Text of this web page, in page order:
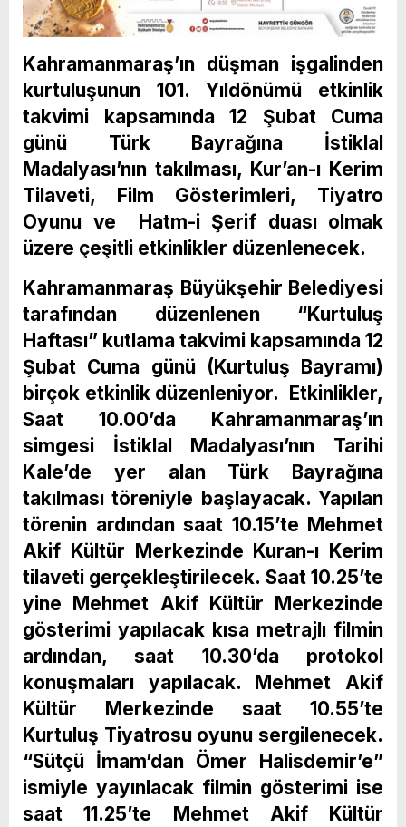
Kahramanmaraş’ın düşman işgalinden
kurtuluşunun 101. Yıldönümü etkinlik
takvimi kapsamında 12 Şubat Cuma
günü Türk Bayrağına İstiklal
Madalyası’nın takılması, Kur’an-ı Kerim
Tilaveti, Film Gösterimleri, Tiyatro
Oyunu ve Hatm-i Şerif duası olmak
üzere çeşitli etkinlikler düzenlenecek.
Kahramanmaraş Büyükşehir Belediyesi
tarafından düzenlenen “Kurtuluş
Haftası” kutlama takvimi kapsamında 12
Şubat Cuma günü (Kurtuluş Bayramı)
birçok etkinlik düzenleniyor. Etkinlikler,
Saat 10.00’da Kahramanmaraş’ın
simgesi İstiklal Madalyası’nın Tarihi
Kale’de yer alan Türk Bayrağına
takılması töreniyle başlayacak. Yapılan
törenin ardından saat 10.15’te Mehmet
Akif Kültür Merkezinde Kuran-ı Kerim
tilaveti gerçekleştirilecek. Saat 10.25’te
yine Mehmet Akif Kültür Merkezinde
gösterimi yapılacak kısa metrajlı filmin
ardından, saat 10.30’da protokol
konuşmaları yapılacak. Mehmet Akif
Kültür Merkezinde saat 10.55’te
Kurtuluş Tiyatrosu oyunu sergilenecek.
“Sütçü İmam’dan Ömer Halisdemir’e”
ismiyle yayınlacak filmin gösterimi ise
saat 11.25’te Mehmet Akif Kültür